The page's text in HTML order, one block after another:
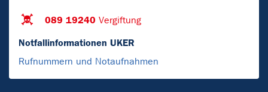
089 19240 Vergiftung
Notfallinformationen UKER
Rufnummern und Notaufnahmen